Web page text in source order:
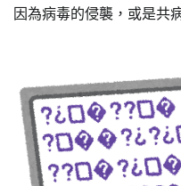
因為病毒的侵襲，或是共
後的照顧與陪伴，透過與
長期與病毒相處最難克服
意陪伴或照顧他們。 新聞來源_關鍵評論網:七成愛滋感染者
擔心老後無人照顧，如何